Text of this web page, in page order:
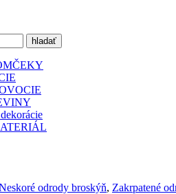
odrody broskýň, Zakrpatené